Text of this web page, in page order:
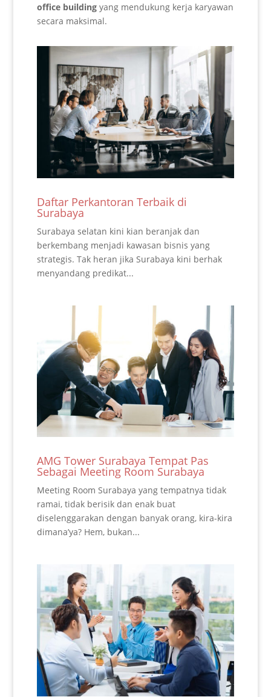
office buildingyang mendukung kerja karyawan
secara maksimal.
Daftar Perkantoran Terbaik di
Surabaya
Surabaya selatan kini kian beranjak dan
berkembang menjadi kawasan bisnis yang
strategis. Tak heran jika Surabaya kini berhak
menyandang predikat...
AMG Tower Surabaya Tempat Pas
Sebagai Meeting Room Surabaya
Meeting Room Surabaya yang tempatnya tidak
ramai, tidak berisik dan enak buat
diselenggarakan dengan banyak orang, kira-kira
dimana’ya? Hem, bukan...